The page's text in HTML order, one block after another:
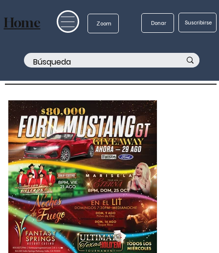
Zoom Donar Suscribirse
Home